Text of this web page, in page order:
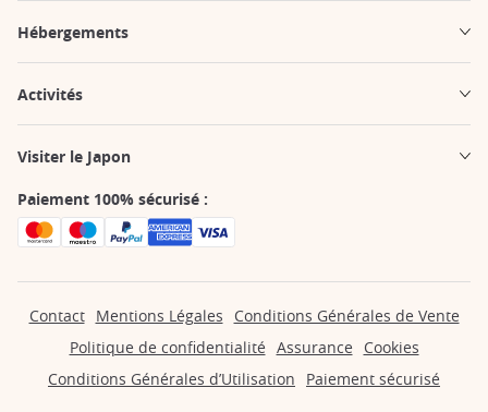
Hébergements
Activités
Visiter le Japon
Paiement 100% sécurisé :
Contact Mentions Légales
Conditions Générales de Vente
Politique de confidentialité Assurance
Cookies
Conditions Générales d’Utilisation
Paiement sécurisé